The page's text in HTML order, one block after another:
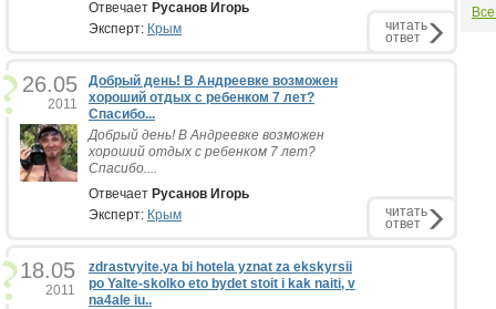
Отвечает Русанов Игорь
Эксперт: Крым читать
ответ
26.05
2011
Добрый день! В Андреевке возможен
хороший отдых с ребенком 7 лет?
Спасибо...
Добрый день! В Андреевке возможен
хороший отдых с ребенком 7 лет?
Спасибо....
Отвечает Русанов Игорь
Эксперт: Крым читать
ответ
18.05
2011
zdrastvyite.ya bi hotela yznat za ekskyrsii
po Yalte-skolko eto bydet stoit i kak naiti, v
na4ale iu..